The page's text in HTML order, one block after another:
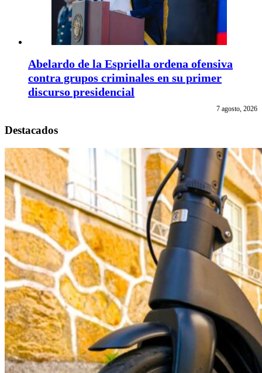
Abelardo de la Espriella ordena ofensiva
contra grupos criminales en su primer
discurso presidencial
7 agosto, 2026
Destacados